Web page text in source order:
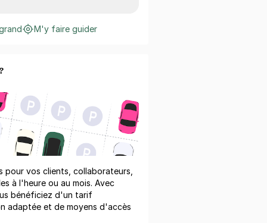
M'y faire guider
pour vos clients, collaborateurs,
à l'heure ou au mois. Avec
bénéficiez d'un tarif
adaptée et de moyens d'accès